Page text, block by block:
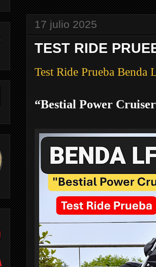
17 julio 2025
TEST RIDE
Test Ride Prueba Benda
“Bestial Power